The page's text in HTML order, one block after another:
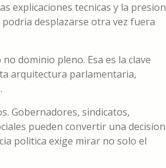
explicaciones tecnicas y la presion
desplazarse otra vez fuera
dominio pleno. Esa es la clave
arquitectura parlamentaria,
Gobernadores, sindicatos,
pueden convertir una decision
politica exige mirar no solo el